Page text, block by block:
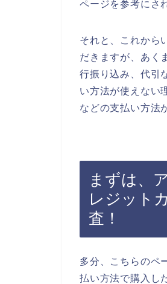
ページを参考にさ
それと、これから
だきますが、あく
行振り込み、代引
い方法が使えない
などの支払い方法
まずは、
レジット
査！
多分、こちらのペ
払い方法で購入し